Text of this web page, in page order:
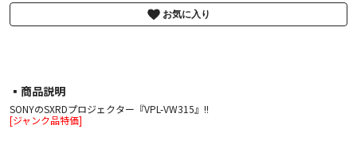
お気に入り
▪︎商品説明
SONYのSXRDプロジェクター『VPL-VW315』!!
[ジャンク品特価]